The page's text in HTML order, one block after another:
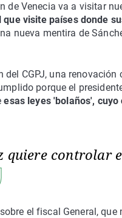
de Venecia va a visitar
que visite países donde
nueva mentira de
del CGPJ, una
porque el
esas leyes 'bolaños',
quiere controlar
el fiscal General,